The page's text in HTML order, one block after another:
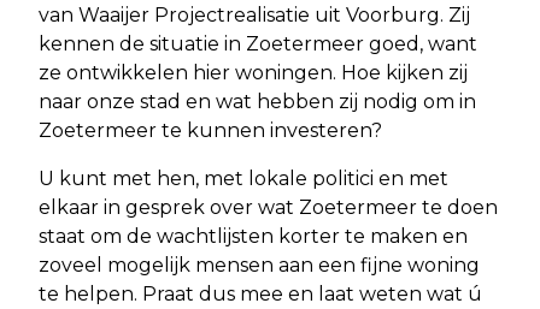
van Waaijer Projectrealisatie uit Voorburg. Zij
kennen de situatie in Zoetermeer goed, want
ze ontwikkelen hier woningen. Hoe kijken zij
naar onze stad en wat hebben zij nodig om in
Zoetermeer te kunnen investeren?
U kunt met hen, met lokale politici en met
elkaar in gesprek over wat Zoetermeer te doen
staat om de wachtlijsten korter te maken en
zoveel mogelijk mensen aan een fijne woning
te helpen. Praat dus mee en laat weten wat ú